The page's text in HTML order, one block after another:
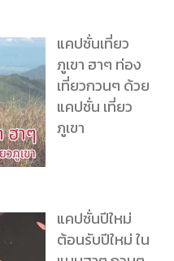
แคปชั่นเที่ยว
ภูเขา ฮาๆ ท่อง
เที่ยวกวนๆ ด้วย
แคปชั่น เที่ยว
ภูเขา
แคปชั่นปีใหม่
ต้อนรับปีใหม่ ใน